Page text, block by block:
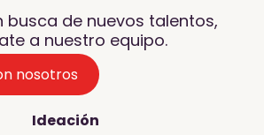
busca de nuevos talentos,
a nuestro equipo.
nosotros
Ideación